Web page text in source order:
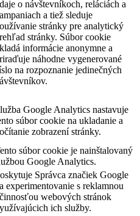
o návštevníkoch, reláciách a
a tiež sleduje
stránky pre analytický
stránky. Súbor cookie
informácie anonymne a
náhodne vygenerované
na rozpoznanie jedinečných
Google Analytics nastavuje
súbor cookie na ukladanie a
zobrazení stránky.
súbor cookie je nainštalovaný
Google Analytics.
Správca značiek Google
experimentovanie s reklamnou
webových stránok
ich služby.